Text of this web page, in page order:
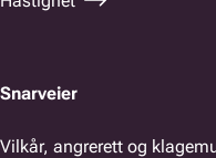
Snarveier
Vilkår, angrerett og